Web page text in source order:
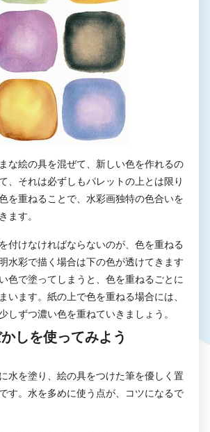
な絵の具を混ぜて、新しい色を作れるの
、それは必ずしもパレットの上とは限り
を重ねることで、水彩画独特の色合いを
ます。
付けなければならないのが、色を重ねる
水彩で描く場合は下の色が透けてきます
色で塗ってしまうと、色を重ねるごとに
います。紙の上で色を重ねる場合には、
しずつ濃い色を重ねていきましょう。
しを使ってみよう
水を塗り、絵の具をつけた筆を優しく置
す。水を多めに使う点が、コツになるで